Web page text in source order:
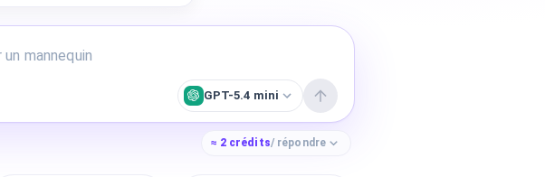
GPT-5.4 mini
≈ 2 crédits/ répondre